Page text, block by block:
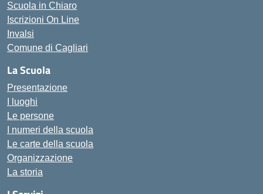
Scuola in Chiaro
Iscrizioni On Line
Invalsi
Comune di Cagliari
La Scuola
Presentazione
I luoghi
Le persone
I numeri della scuola
Le carte della scuola
Organizzazione
La storia